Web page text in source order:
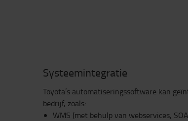
Systeemintegratie
Toyota’s automatiseringssoftware kan
bedrijf, zoals:
WMS (met behulp van webservices,